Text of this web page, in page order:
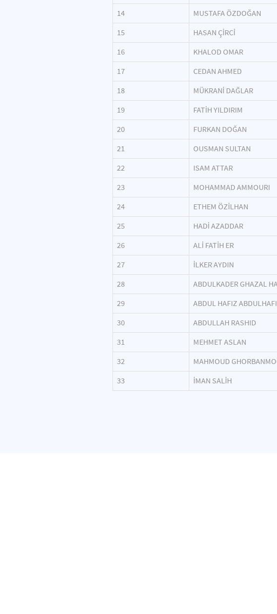
14 MUSTAFA ÖZDOĞAN
15 HASAN ÇİRCİ
16 KHALOD OMAR
17 CEDAN AHMED
18 MÜKRANİ DAĞLAR
19 FATİH YILDIRIM
20 FURKAN DOĞAN
21 OUSMAN SULTAN
22 ISAM ATTAR
23 MOHAMMAD AMMOURI
24 ETHEM ÖZİLHAN
25 HADİ AZADDAR
26 ALİ FATİH ER
27 İLKER AYDIN
28 ABDULKADER GHAZAL
29 ABDUL HAFIZ
30 ABDULLAH RASHID
31 MEHMET ASLAN
32 MAHMOUD
33 İMAN SALİH